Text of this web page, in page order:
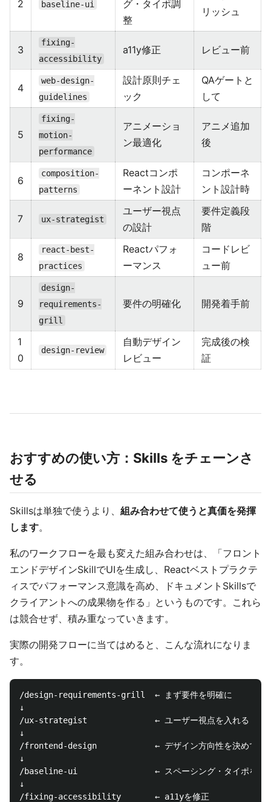
2 baseline-ui
グ・タイポ調
整
リッシュ
3
fixing-
accessibility
a11y修正 レビュー前
4
web-design-
guidelines
設計原則チェ
ック
QAゲートと
して
5
fixing-
motion-
performance
アニメーショ
ン最適化
アニメ追加
後
6
composition-
patterns
Reactコンポ
ーネント設計
コンポーネ
ント設計時
7 ux-strategist
ユーザー視点
の設計
要件定義段
階
8
react-best-
practices
Reactパフォ
ーマンス
コードレビ
ュー前
9
design-
requirements-
grill
要件の明確化 開発着手前
1
0
design-review
自動デザイン
レビュー
完成後の検
証
おすすめの使い方：Skills をチェーンさ
せる
Skillsは単独で使うより、 組み合わせて使うと真価を発揮
します。
私のワークフローを最も変えた組み合わせは、「フロント
エンドデザインSkillでUIを生成し、Reactベストプラクテ
ィスでパフォーマンス意識を高め、ドキュメントSkillsで
クライアントへの成果物を作る」というものです。これら
は競合せず、積み重なっていきます。
実際の開発フローに当てはめると、こんな流れになりま
す。
/design-requirements-grill  ← まず要件を明確に
↓
/ux-strategist              ← ユーザー視点を入れる
↓
/frontend-design            ← デザイン方向性を決めてUI
↓
/baseline-ui                ← スペーシング・タイポを整
↓
/fixing-accessibility       ← a11yを修正